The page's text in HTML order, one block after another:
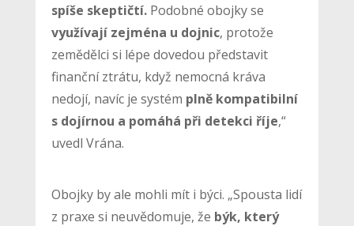
spíše skeptičtí.Podobné obojky se
využívají zejména u dojnic, protože
zemědělci si lépe dovedou představit
finanční ztrátu, když nemocná kráva
nedojí, navíc je systém plně kompatibilní
s dojírnou a pomáhá při detekci říje,“
uvedl Vrána.
Obojky by ale mohli mít i býci. „Spousta lidí
z praxe si neuvědomuje, že býk, který